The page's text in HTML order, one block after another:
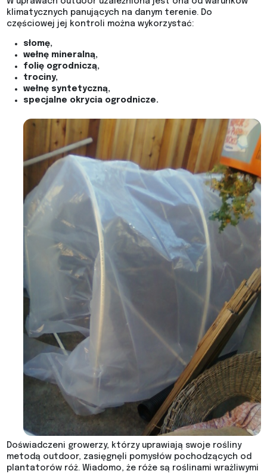
klimatycznych panujących na danym terenie. Do
częściowej jej kontroli można wykorzystać:
słomę,
wełnę mineralną,
folię ogrodniczą,
trociny,
wełnę syntetyczną,
specjalne okrycia ogrodnicze.
Doświadczeni growerzy, którzy uprawiają swoje rośliny
metodą outdoor, zasięgnęli pomysłów pochodzących od
plantatorów róż. Wiadomo, że róże są roślinami wrażliwymi